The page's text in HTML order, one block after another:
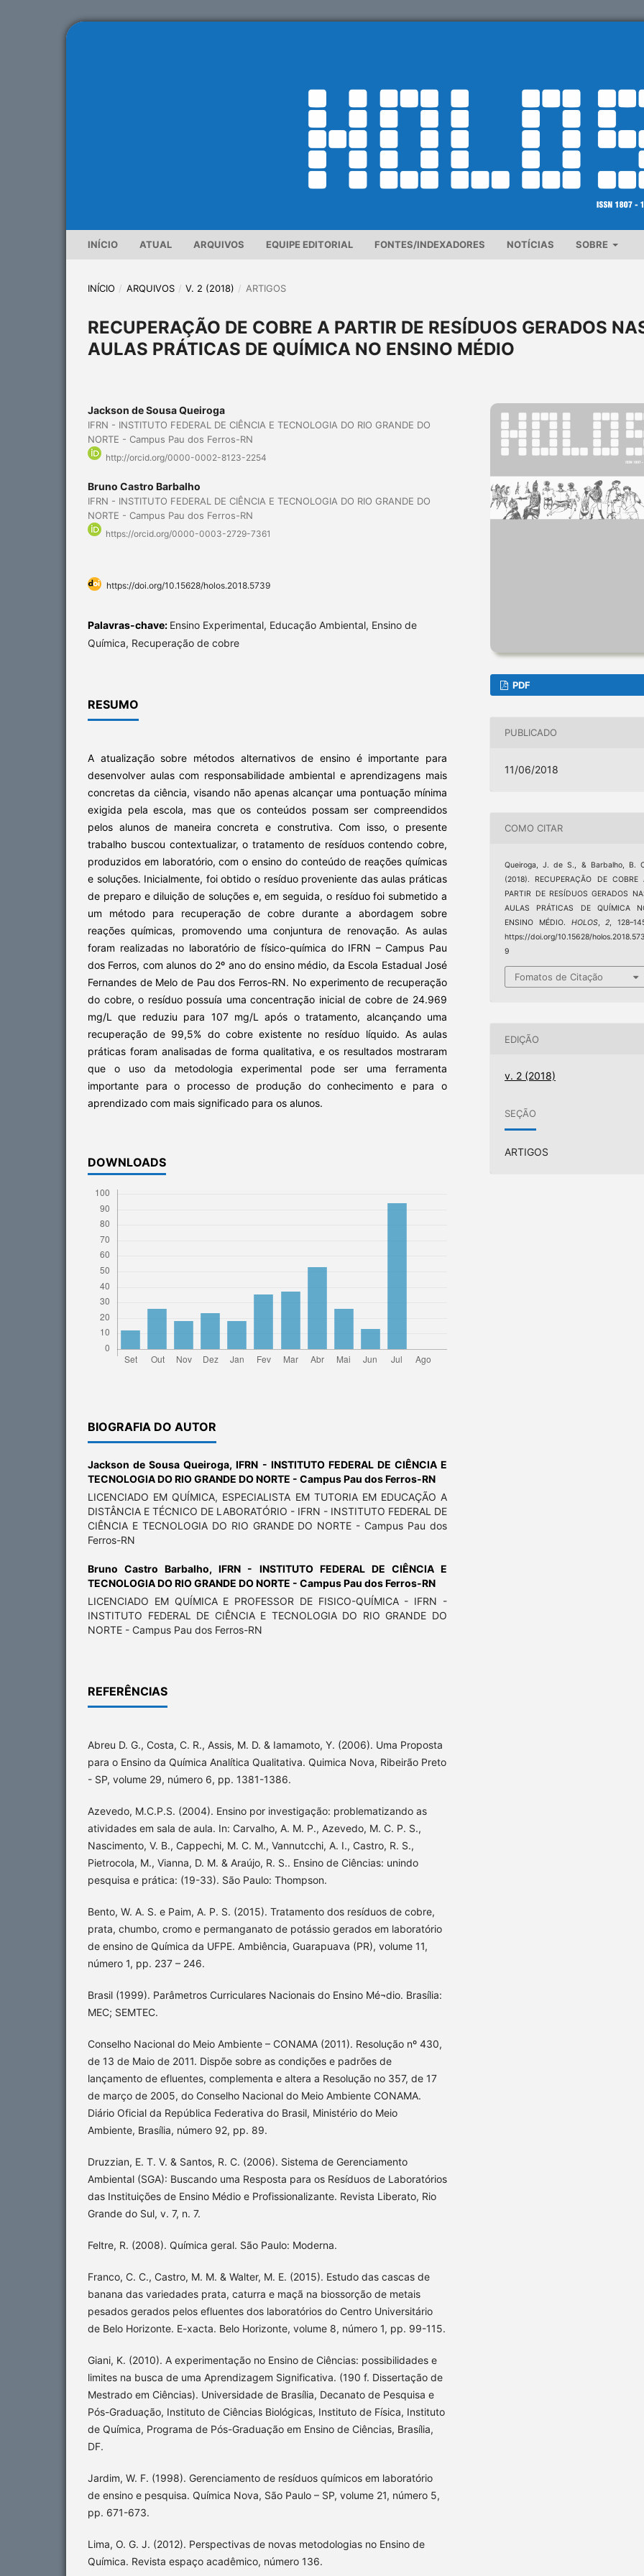
INÍCIO ATUAL ARQUIVOS EQUIPE EDITORIAL FONTES/INDEXADORES NOTÍCIAS SOBRE
INÍCIO / ARQUIVOS / V. 2 (2018) / ARTIGOS
RECUPERAÇÃO DE COBRE A PARTIR DE RESÍDUOS GERADOS
AULAS PRÁTICAS DE QUÍMICA NO ENSINO MÉDIO
Jackson de Sousa Queiroga
IFRN - INSTITUTO FEDERAL DE CIÊNCIA E TECNOLOGIA DO RIO GRANDE DO
NORTE - Campus Pau dos Ferros-RN
http://orcid.org/0000-0002-8123-2254
Bruno Castro Barbalho
IFRN - INSTITUTO FEDERAL DE CIÊNCIA E TECNOLOGIA DO RIO GRANDE DO
NORTE - Campus Pau dos Ferros-RN
https://orcid.org/0000-0003-2729-7361
https://doi.org/10.15628/holos.2018.5739
Palavras-chave: Ensino Experimental, Educação Ambiental, Ensino de
Química, Recuperação de cobre
RESUMO
A atualização sobre métodos alternativos de ensino é importante para
desenvolver aulas com responsabilidade ambiental e aprendizagens mais
concretas da ciência, visando não apenas alcançar uma pontuação mínima
exigida pela escola, mas que os conteúdos possam ser compreendidos
pelos alunos de maneira concreta e construtiva. Com isso, o presente
trabalho buscou contextualizar, o tratamento de resíduos contendo cobre,
produzidos em laboratório, com o ensino do conteúdo de reações químicas
e soluções. Inicialmente, foi obtido o resíduo proveniente das aulas práticas
de preparo e diluição de soluções e, em seguida, o resíduo foi submetido a
um método para recuperação de cobre durante a abordagem sobre
reações químicas, promovendo uma conjuntura de renovação. As aulas
foram realizadas no laboratório de físico-química do IFRN – Campus Pau
dos Ferros, com alunos do 2º ano do ensino médio, da Escola Estadual José
Fernandes de Melo de Pau dos Ferros-RN. No experimento de recuperação
do cobre, o resíduo possuía uma concentração inicial de cobre de 24.969
mg/L que reduziu para 107 mg/L após o tratamento, alcançando uma
recuperação de 99,5% do cobre existente no resíduo líquido. As aulas
práticas foram analisadas de forma qualitativa, e os resultados mostraram
que o uso da metodologia experimental pode ser uma ferramenta
importante para o processo de produção do conhecimento e para o
aprendizado com mais significado para os alunos.
DOWNLOADS
BIOGRAFIA DO AUTOR
Jackson de Sousa Queiroga,IFRN - INSTITUTO FEDERAL DE CIÊNCIA E
TECNOLOGIA DO RIO GRANDE DO NORTE - Campus Pau dos Ferros-RN
LICENCIADO EM QUÍMICA, ESPECIALISTA EM TUTORIA EM EDUCAÇÃO A
DISTÂNCIA E TÉCNICO DE LABORATÓRIO - IFRN - INSTITUTO FEDERAL DE
CIÊNCIA E TECNOLOGIA DO RIO GRANDE DO NORTE - Campus Pau dos
Ferros-RN
Bruno Castro Barbalho,IFRN - INSTITUTO FEDERAL DE CIÊNCIA E
TECNOLOGIA DO RIO GRANDE DO NORTE - Campus Pau dos Ferros-RN
LICENCIADO EM QUÍMICA E PROFESSOR DE FISICO-QUÍMICA - IFRN -
INSTITUTO FEDERAL DE CIÊNCIA E TECNOLOGIA DO RIO GRANDE DO
NORTE - Campus Pau dos Ferros-RN
REFERÊNCIAS
Abreu D. G., Costa, C. R., Assis, M. D. & Iamamoto, Y. (2006). Uma Proposta
para o Ensino da Química Analítica Qualitativa. Quimica Nova, Ribeirão Preto
- SP, volume 29, número 6, pp. 1381-1386.
Azevedo, M.C.P.S. (2004). Ensino por investigação: problematizando as
atividades em sala de aula. In: Carvalho, A. M. P., Azevedo, M. C. P. S.,
Nascimento, V. B., Cappechi, M. C. M., Vannutcchi, A. I., Castro, R. S.,
Pietrocola, M., Vianna, D. M. & Araújo, R. S.. Ensino de Ciências: unindo
pesquisa e prática: (19-33). São Paulo: Thompson.
Bento, W. A. S. e Paim, A. P. S. (2015). Tratamento dos resíduos de cobre,
prata, chumbo, cromo e permanganato de potássio gerados em laboratório
de ensino de Química da UFPE. Ambiência, Guarapuava (PR), volume 11,
número 1, pp. 237 – 246.
Brasil (1999). Parâmetros Curriculares Nacionais do Ensino Mé¬dio. Brasília:
MEC; SEMTEC.
Conselho Nacional do Meio Ambiente – CONAMA (2011). Resolução nº 430,
de 13 de Maio de 2011. Dispõe sobre as condições e padrões de
lançamento de efluentes, complementa e altera a Resolução no 357, de 17
de março de 2005, do Conselho Nacional do Meio Ambiente CONAMA.
Diário Oficial da República Federativa do Brasil, Ministério do Meio
Ambiente, Brasília, número 92, pp. 89.
Druzzian, E. T. V. & Santos, R. C. (2006). Sistema de Gerenciamento
Ambiental (SGA): Buscando uma Resposta para os Resíduos de Laboratórios
das Instituições de Ensino Médio e Profissionalizante. Revista Liberato, Rio
Grande do Sul, v. 7, n. 7.
Feltre, R. (2008). Química geral. São Paulo: Moderna.
Franco, C. C., Castro, M. M. & Walter, M. E. (2015). Estudo das cascas de
banana das variedades prata, caturra e maçã na biossorção de metais
pesados gerados pelos efluentes dos laboratórios do Centro Universitário
de Belo Horizonte. E-xacta. Belo Horizonte, volume 8, número 1, pp. 99-115.
Giani, K. (2010). A experimentação no Ensino de Ciências: possibilidades e
limites na busca de uma Aprendizagem Significativa. (190 f. Dissertação de
Mestrado em Ciências). Universidade de Brasília, Decanato de Pesquisa e
Pós-Graduação, Instituto de Ciências Biológicas, Instituto de Física, Instituto
de Química, Programa de Pós-Graduação em Ensino de Ciências, Brasília,
DF.
Jardim, W. F. (1998). Gerenciamento de resíduos químicos em laboratório
de ensino e pesquisa. Química Nova, São Paulo – SP, volume 21, número 5,
pp. 671-673.
Lima, O. G. J. (2012). Perspectivas de novas metodologias no Ensino de
Química. Revista espaço acadêmico, número 136.
PDF
PUBLICADO
11/06/2018
COMO CITAR
Queiroga, J. de S., & Barbalho, B.
(2018). RECUPERAÇÃO DE COBRE
PARTIR DE RESÍDUOS GERADOS
AULAS PRÁTICAS DE QUÍMICA
ENSINO MÉDIO. HOLOS, 2 ,
https://doi.org/10.15628/holos.2018.573
9
Fomatos de Citação
EDIÇÃO
v. 2 (2018)
SEÇÃO
ARTIGOS